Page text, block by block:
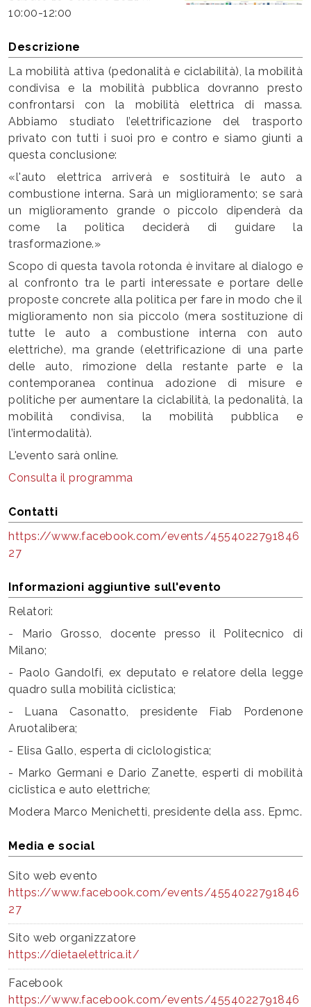
10:00-12:00
Descrizione
La mobilità attiva (pedonalità e ciclabilità), la mobilità
condivisa e la mobilità pubblica dovranno presto
confrontarsi con la mobilità elettrica di massa.
Abbiamo studiato l’elettrificazione del trasporto
privato con tutti i suoi pro e contro e siamo giunti a
questa conclusione:
«l'auto elettrica arriverà e sostituirà le auto a
combustione interna. Sarà un miglioramento; se sarà
un miglioramento grande o piccolo dipenderà da
come la politica deciderà di guidare la
trasformazione.»
Scopo di questa tavola rotonda è invitare al dialogo e
al confronto tra le parti interessate e portare delle
proposte concrete alla politica per fare in modo che il
miglioramento non sia piccolo (mera sostituzione di
tutte le auto a combustione interna con auto
elettriche), ma grande (elettrificazione di una parte
delle auto, rimozione della restante parte e la
contemporanea continua adozione di misure e
politiche per aumentare la ciclabilità, la pedonalità, la
mobilità condivisa, la mobilità pubblica e
l’intermodalità).
L'evento sarà online.
Consulta il programma
Contatti
https://www.facebook.com/events/4554022791846
27
Informazioni aggiuntive sull'evento
Relatori:
- Mario Grosso, docente presso il Politecnico di
Milano;
- Paolo Gandolfi, ex deputato e relatore della legge
quadro sulla mobilità ciclistica;
- Luana Casonatto, presidente Fiab Pordenone
Aruotalibera;
- Elisa Gallo, esperta di ciclologistica;
- Marko Germani e Dario Zanette, esperti di mobilità
ciclistica e auto elettriche;
Modera Marco Menichetti, presidente della ass. Epmc.
Media e social
Sito web evento
https://www.facebook.com/events/4554022791846
27
Sito web organizzatore
https://dietaelettrica.it/
Facebook
https://www.facebook.com/events/4554022791846